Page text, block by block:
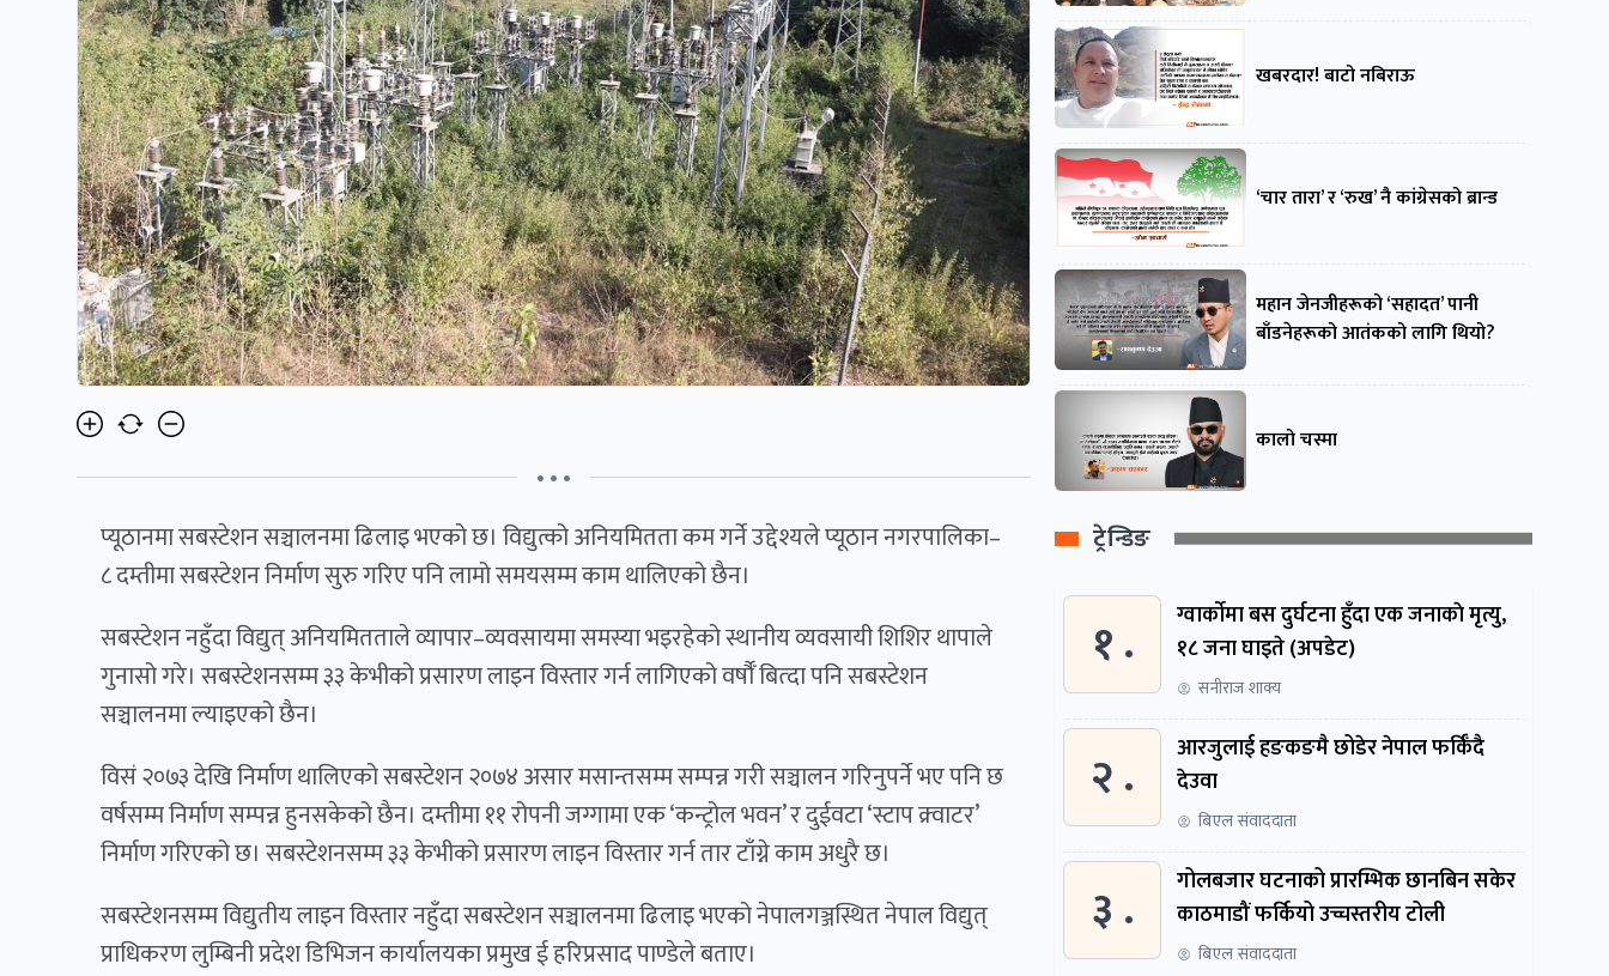
• • •
प्यूठानमा सबस्टेशन सञ्चालनमा ढिलाइ भएको छ। विद्युत्को अनियमितता कम गर्ने उद्देश्यले प्यूठान नगरपालिका–
८ दम्तीमा सबस्टेशन निर्माण सुरु गरिए पनि लामो समयसम्म काम थालिएको छैन।
सबस्टेशन नहुँदा विद्युत् अनियमितताले व्यापार–व्यवसायमा समस्या भइरहेको स्थानीय व्यवसायी शिशिर थापाले
गुनासो गरे। सबस्टेशनसम्म ३३ केभीको प्रसारण लाइन विस्तार गर्न लागिएको वर्षौँ बित्दा पनि सबस्टेशन
सञ्चालनमा ल्याइएको छैन।
विसं २०७३ देखि निर्माण थालिएको सबस्टेशन २०७४ असार मसान्तसम्म सम्पन्न गरी सञ्चालन गरिनुपर्ने भए पनि छ
वर्षसम्म निर्माण सम्पन्न हुनसकेको छैन। दम्तीमा ११ रोपनी जग्गामा एक ‘कन्ट्रोल भवन’ र दुईवटा ‘स्टाप क्र्वाटर’
निर्माण गरिएको छ। सबस्टेशनसम्म ३३ केभीको प्रसारण लाइन विस्तार गर्न तार टाँग्ने काम अधुरै छ।
सबस्टेशनसम्म विद्युतीय लाइन विस्तार नहुँदा सबस्टेशन सञ्चालनमा ढिलाइ भएको नेपालगञ्जस्थित नेपाल विद्युत्
प्राधिकरण लुम्बिनी प्रदेश डिभिजन कार्यालयका प्रमुख ई हरिप्रसाद पाण्डेले बताए।
खबरदार! बाटो नबिराऊ
‘चार तारा’ र ‘रुख’ नै कांग्रेसको ब्रान्ड
महान जेनजीहरूको ‘सहादत’ पानी
बाँडनेहरूको आतंकको लागि थियो?
कालो चस्मा
ट्रेन्डिङ
१ .
ग्वार्काेमा बस दुर्घटना हुँदा एक जनाकाे मृत्यु,
१८ जना घाइते (अपडेट)
सनीराज शाक्य
२ .
आरजुलाई हङकङमै छोडेर नेपाल फर्किँदै
देउवा
बिएल संवाददाता
३ .
गोलबजार घटनाको प्रारम्भिक छानबिन सकेर
काठमाडौं फर्कियो उच्चस्तरीय टोली
बिएल संवाददाता